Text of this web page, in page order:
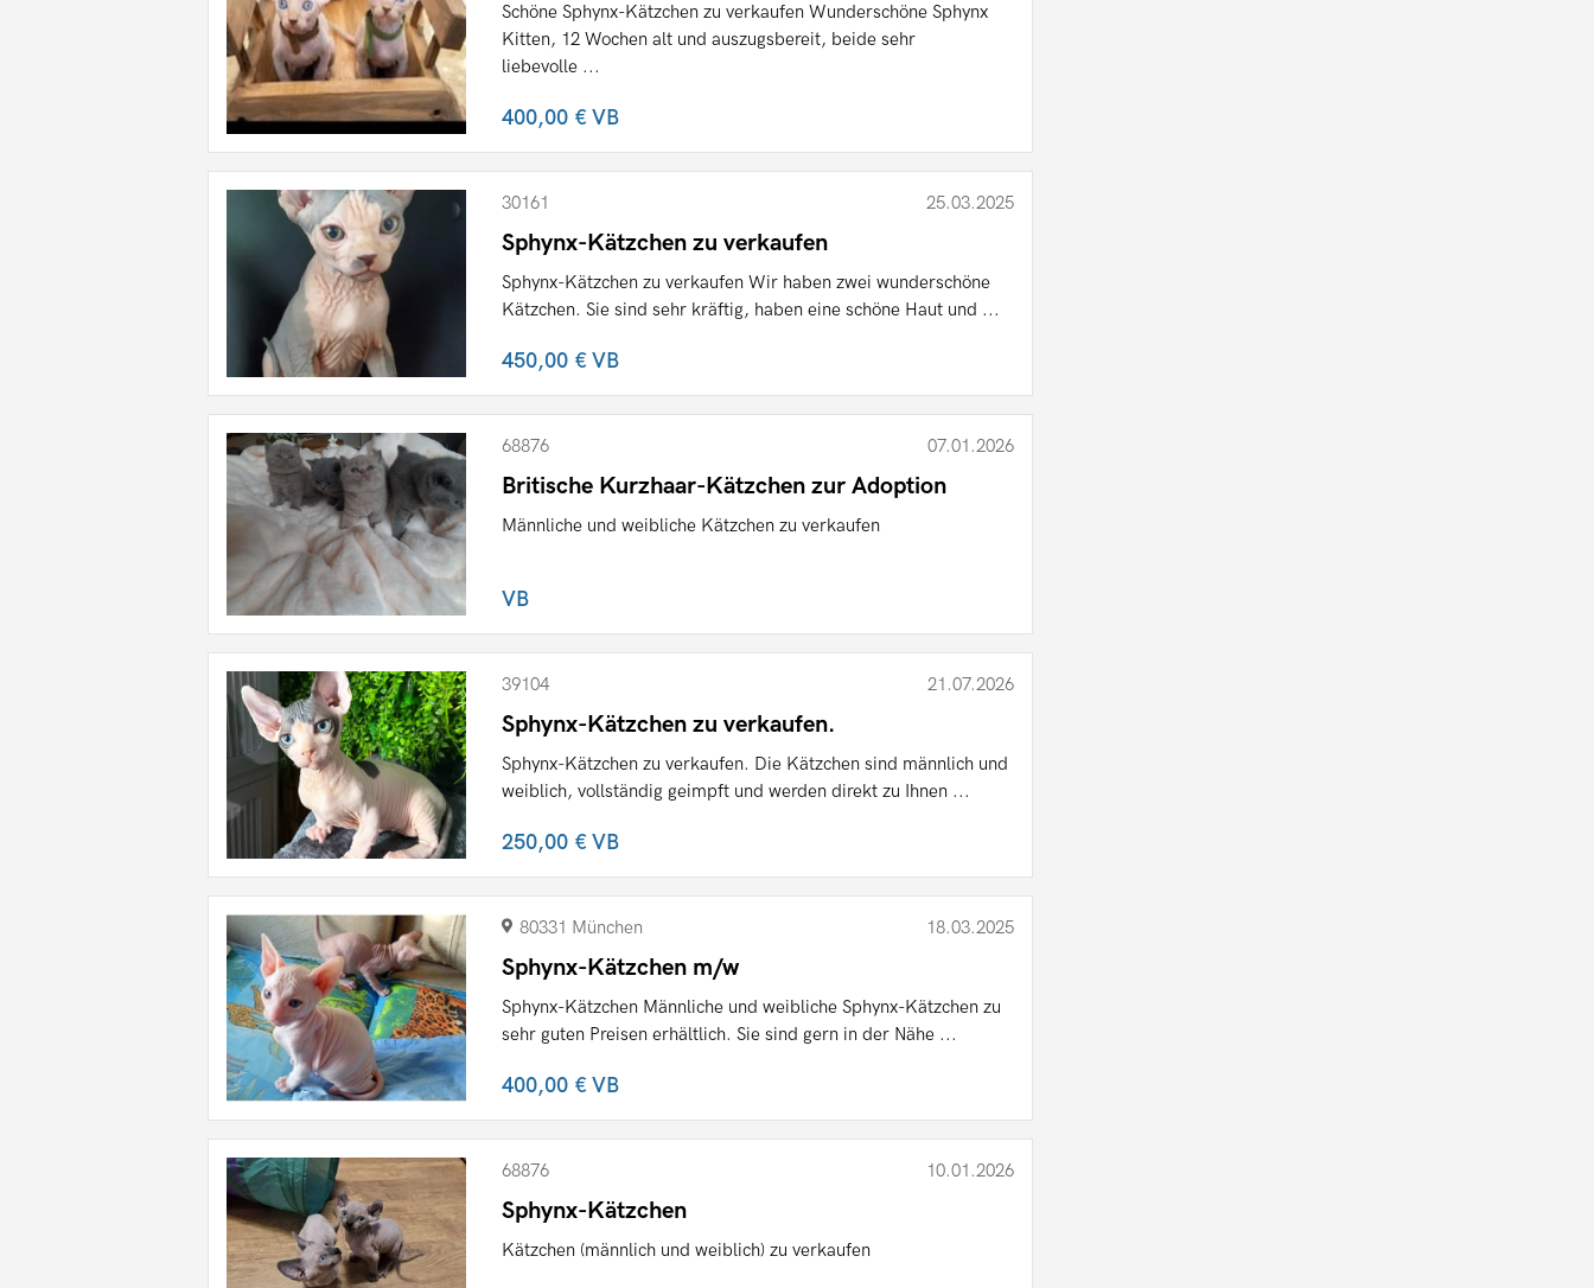
Schöne Sphynx-Kätzchen zu verkaufen Wunderschöne Sphynx
Kitten, 12 Wochen alt und auszugsbereit, beide sehr
liebevolle ...
400,00 €VB
30161 25.03.2025
Sphynx-Kätzchen zu verkaufen
Sphynx-Kätzchen zu verkaufen Wir haben zwei wunderschöne
Kätzchen. Sie sind sehr kräftig, haben eine schöne Haut und ...
450,00 €VB
68876 07.01.2026
Britische Kurzhaar-Kätzchen zur Adoption
Männliche und weibliche Kätzchen zu verkaufen
VB
39104 21.07.2026
Sphynx-Kätzchen zu verkaufen.
Sphynx-Kätzchen zu verkaufen. Die Kätzchen sind männlich und
weiblich, vollständig geimpft und werden direkt zu Ihnen ...
250,00 €VB
80331 München 18.03.2025
Sphynx-Kätzchen m/w
Sphynx-Kätzchen Männliche und weibliche Sphynx-Kätzchen zu
sehr guten Preisen erhältlich. Sie sind gern in der Nähe ...
400,00 €VB
68876 10.01.2026
Sphynx-Kätzchen
Kätzchen (männlich und weiblich) zu verkaufen